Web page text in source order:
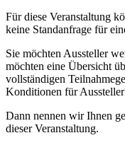
Für diese Veranstaltung
keine Standanfrage für
Sie möchten Aussteller
möchten eine Übersicht
vollständigen
Konditionen für
Dann nennen wir Ihnen
dieser Veranstaltung.